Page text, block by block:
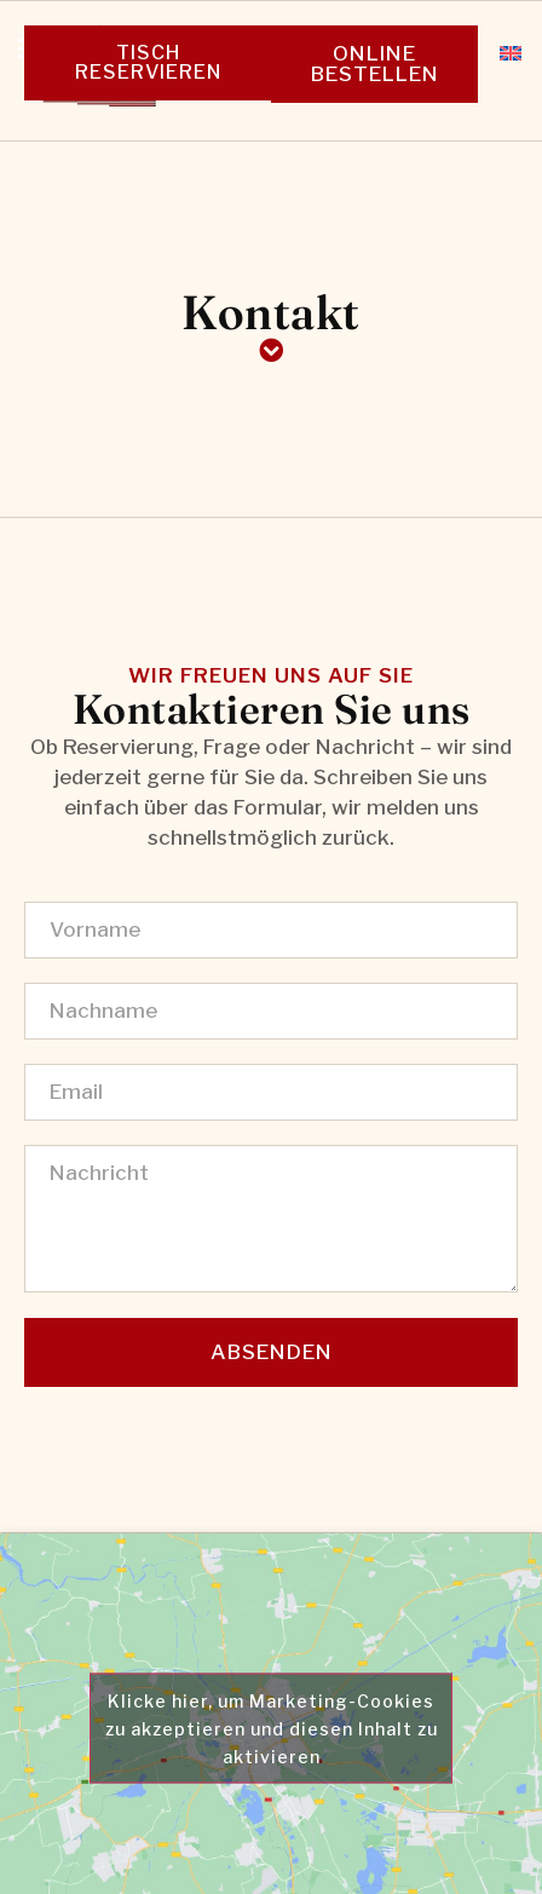
TISCH
RESERVIEREN
ONLINE
BESTELLEN
Kontakt
WIR FREUEN UNS AUF SIE
Kontaktieren Sie uns
Ob Reservierung, Frage oder Nachricht – wir sind
jederzeit gerne für Sie da. Schreiben Sie uns
einfach über das Formular, wir melden uns
schnellstmöglich zurück.
ABSENDEN
Klicke hier, um Marketing-Cookies
zu akzeptieren und diesen Inhalt zu
aktivieren